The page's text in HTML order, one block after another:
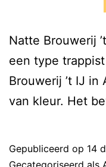
Natte Brouwerij
een type
Brouwerij ’t IJ in
van kleur. Het
Gepubliceerd op 14
Gecategoriseerd als